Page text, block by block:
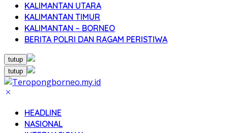
KALIMANTAN UTARA
KALIMANTAN TIMUR
KALIMANTAN – BORNEO
BERITA POLRI DAN RAGAM PERISTIWA
tutup
tutup
HEADLINE
NASIONAL